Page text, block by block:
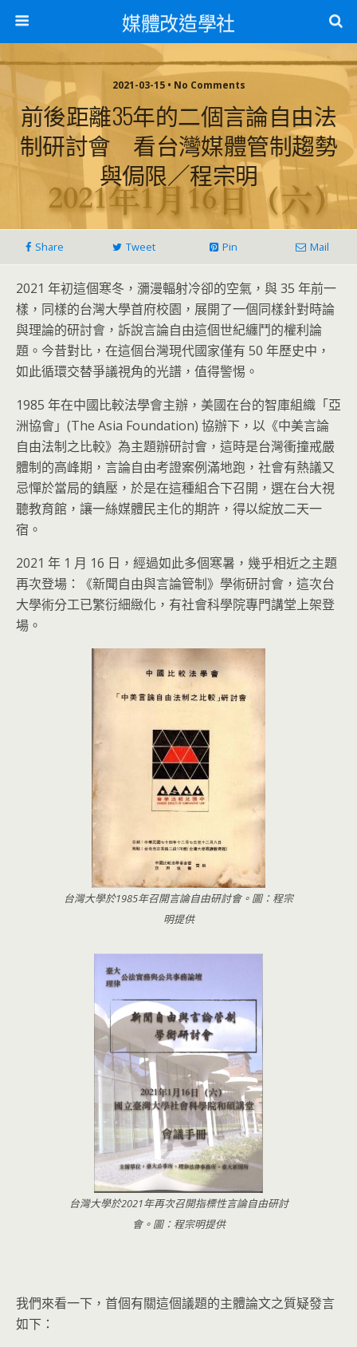
媒體改造學社
2021-03-15 • No Comments
前後距離35年的二個言論自由法
制研討會 看台灣媒體管制趨勢
與侷限／程宗明
Share Tweet Pin Mail
2021 年初這個寒冬，瀰漫輻射冷卻的空氣，與 35 年前一
樣，同樣的台灣大學首府校園，展開了一個同樣針對時論
與理論的研討會，訴說言論自由這個世紀纏鬥的權利論
題。今昔對比，在這個台灣現代國家僅有 50 年歷史中，
如此循環交替爭議視角的光譜，值得警惕。
1985 年在中國比較法學會主辦，美國在台的智庫組織「亞
洲協會」(The Asia Foundation) 協辦下，以《中美言論
自由法制之比較》為主題辦研討會，這時是台灣衝撞戒嚴
體制的高峰期，言論自由考證案例滿地跑，社會有熱議又
忌憚於當局的鎮壓，於是在這種組合下召開，選在台大視
聽教育館，讓一絲媒體民主化的期許，得以綻放二天一
宿。
2021 年 1 月 16 日，經過如此多個寒暑，幾乎相近之主題
再次登場：《新聞自由與言論管制》學術研討會，這次台
大學術分工已繁衍細緻化，有社會科學院專門講堂上架登
場。
台灣大學於1985年召開言論自由研討會。圖：程宗
明提供
台灣大學於2021年再次召開指標性言論自由研討
會。圖：程宗明提供
我們來看一下，首個有關這個議題的主體論文之質疑發言
如下：